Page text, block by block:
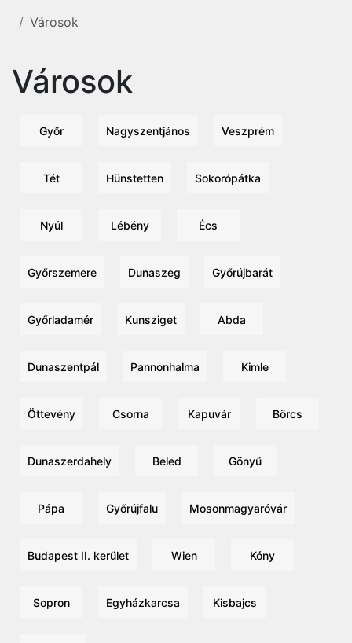
Városok
Városok
Győr Nagyszentjános Veszprém
Tét Hünstetten Sokorópátka
Nyúl Lébény Écs
Győrszemere Dunaszeg Győrújbarát
Győrladamér Kunsziget Abda
Dunaszentpál Pannonhalma Kimle
Öttevény Csorna Kapuvár Börcs
Dunaszerdahely Beled Gönyű
Pápa Győrújfalu Mosonmagyaróvár
Budapest II. kerület Wien Kóny
Sopron Egyházkarcsa Kisbajcs